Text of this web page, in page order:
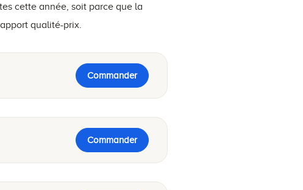
cette année, soit parce que la
qualité-prix.
Commander
Commander